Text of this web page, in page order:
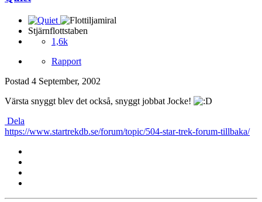
Stjärnflottstaben
1,6k
Rapport
Postad 4 September, 2002
Värsta snyggt blev det också, snyggt jobbat Jocke!
Dela
https://www.startrekdb.se/forum/topic/504-star-trek-forum-tillbaka/